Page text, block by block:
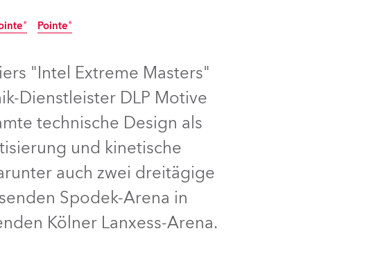
Tschechien und Slowakei
Internationaler Vertrieb
Global
Europa
Russischsprachige Gebiete
Pointe®
"Intel Extreme Masters"
Dienstleister DLP Motive
technische Design als
und kinetische
auch zwei dreitägige
Spodek-Arena in
Kölner Lanxess-Arena.